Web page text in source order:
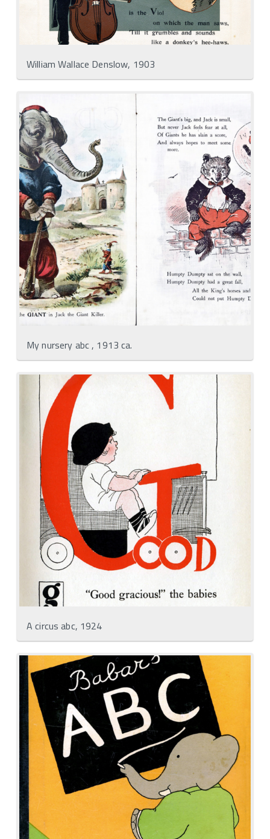
William Wallace Denslow, 1903
My nursery abc , 1913 ca.
A circus abc, 1924